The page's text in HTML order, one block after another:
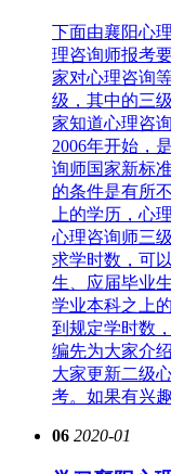
下面由襄阳心
理咨询师报考
家对心理咨询
级，其中的三
家知道心理咨
2006年开始，
询师国家新标
的条件是有所
上的学历，心
心理咨询师三
求学时数，可
生、应届毕业
学业本科之上
到规定学时数
编先为大家介
大家更新二级
考。如果有兴
06 2020-01